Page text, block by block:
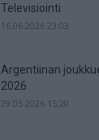
Televisiointi
16.06.2026 23:03
Argentiinan
2026
29.05.2026 15:20